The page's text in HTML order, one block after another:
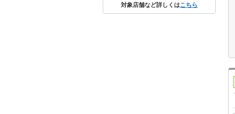
対象店舗など詳しくはこちら